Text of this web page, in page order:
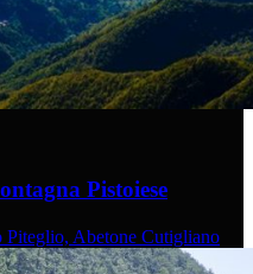
Pistoiese
Piteglio, Abetone Cutigliano